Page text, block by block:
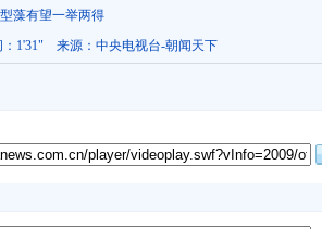
藻有望一举两得
1'31" 来源： 中央电视台-朝闻天下